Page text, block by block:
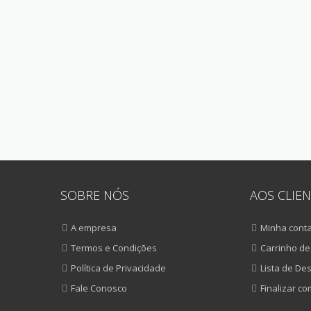
SOBRE NÓS
A empresa
Termos e Condições
Política de Privacidade
Fale Conosco
AOS
Minha conta
Carrinho
Lista de
Finalizar